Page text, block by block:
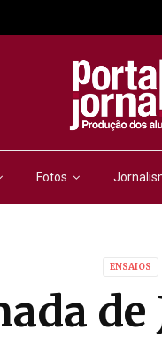
Fotos
ENSAIOS